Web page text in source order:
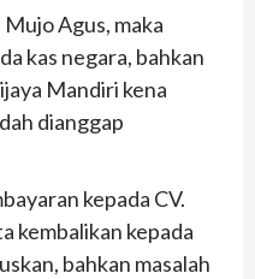
Agus, maka
kas negara, bahkan
Mandiri kena
dianggap
kepada CV.
kembalikan kepada
bahkan masalah